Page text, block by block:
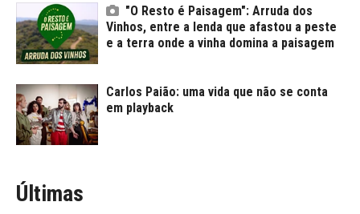
"O Resto é Paisagem": Arruda dos
Vinhos, entre a lenda que afastou a peste
e a terra onde a vinha domina a paisagem
Carlos Paião: uma vida que não se conta
em playback
Últimas